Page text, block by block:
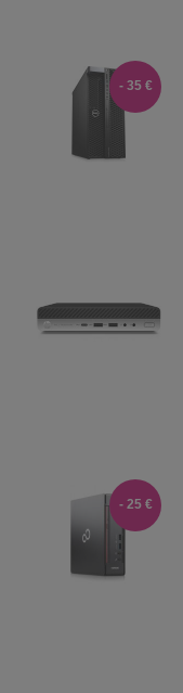
- 35 €
- 25 €